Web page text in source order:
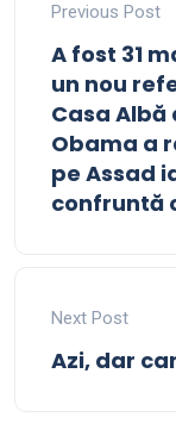
Previous Post
A fost 31
un nou
Casa
Obama a
pe Assad
confruntă
Next Post
Azi, dar